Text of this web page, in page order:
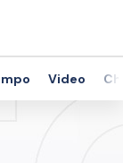
Video